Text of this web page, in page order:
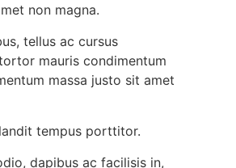
non magna.
tellus ac cursus
mauris condimentum
massa justo sit amet
tempus porttitor.
dapibus ac facilisis in,